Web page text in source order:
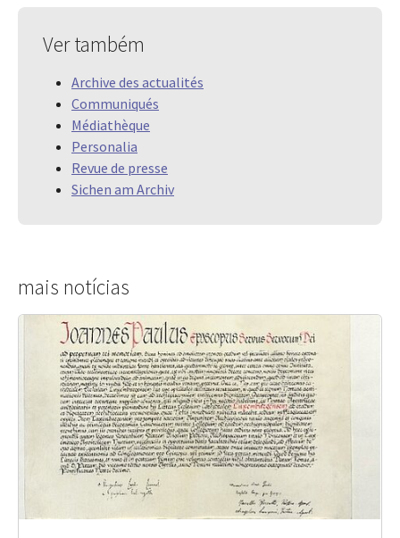
Ver também
Archive des actualités
Communiqués
Médiathèque
Personalia
Revue de presse
Sichen am Archiv
mais notícias